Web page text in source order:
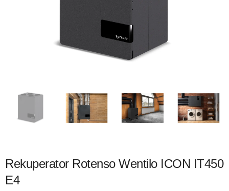
Rekuperator Rotenso Wentilo ICON IT450
E4